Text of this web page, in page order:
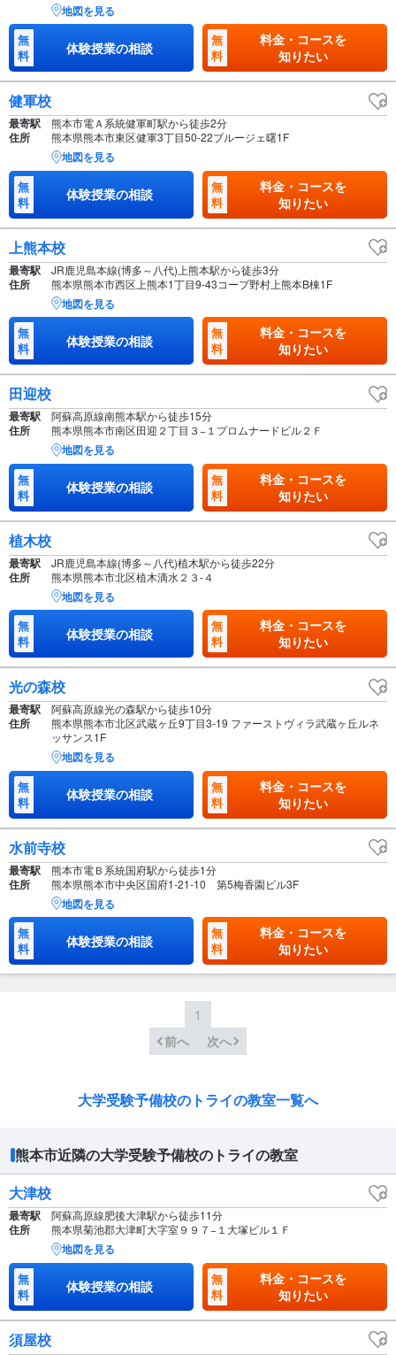
地図を見る
無
料
体験授業の相談
無
料
料金・コースを
知りたい
健軍校
最寄駅 熊本市電Ａ系統健軍町駅から徒歩2分
住所 熊本県熊本市東区健軍3丁目50-22ブルージェ曙1F
地図を見る
無
料
体験授業の相談
無
料
料金・コースを
知りたい
上熊本校
最寄駅 JR鹿児島本線(博多～八代)上熊本駅から徒歩3分
住所 熊本県熊本市西区上熊本1丁目9-43コープ野村上熊本B棟1F
地図を見る
無
料
体験授業の相談
無
料
料金・コースを
知りたい
田迎校
最寄駅 阿蘇高原線南熊本駅から徒歩15分
住所 熊本県熊本市南区田迎２丁目３−１プロムナードビル２Ｆ
地図を見る
無
料
体験授業の相談
無
料
料金・コースを
知りたい
植木校
最寄駅 JR鹿児島本線(博多～八代)植木駅から徒歩22分
住所 熊本県熊本市北区植木滴水２３-４
地図を見る
無
料
体験授業の相談
無
料
料金・コースを
知りたい
光の森校
最寄駅 阿蘇高原線光の森駅から徒歩10分
住所
熊本県熊本市北区武蔵ヶ丘9丁目3-19 ファーストヴィラ武蔵ヶ丘ルネ
ッサンス1F
地図を見る
無
料
体験授業の相談
無
料
料金・コースを
知りたい
水前寺校
最寄駅 熊本市電Ｂ系統国府駅から徒歩1分
住所 熊本県熊本市中央区国府1-21-10 第5梅香園ビル3F
地図を見る
無
料
体験授業の相談
無
料
料金・コースを
知りたい
1
前へ
次へ
大学受験予備校のトライの教室一覧へ
熊本市近隣の大学受験予備校のトライの教室
大津校
最寄駅 阿蘇高原線肥後大津駅から徒歩11分
住所 熊本県菊池郡大津町大字室９９７−１大塚ビル１Ｆ
地図を見る
無
料
体験授業の相談
無
料
料金・コースを
知りたい
須屋校